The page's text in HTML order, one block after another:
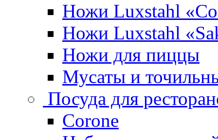
Ножи Luxstahl
Ножи Luxstahl
Ножи для пиццы
Мусаты и
Посуда для
Corone